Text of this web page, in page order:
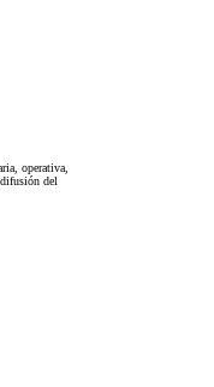
operativa,
del